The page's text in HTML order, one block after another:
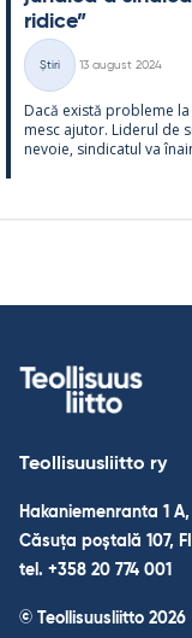
ri­dice”
Categorii
Știri
13 august 2024
Dacă există probleme
mesc aju­tor. Li­de­rul de
ne­voie, sin­dica­tul va
Teollisuusliitto ry
Hakaniemenranta 1
Căsuța poștală 107,
tel. +358 20 774 001
© Teollisuusliitto 2026